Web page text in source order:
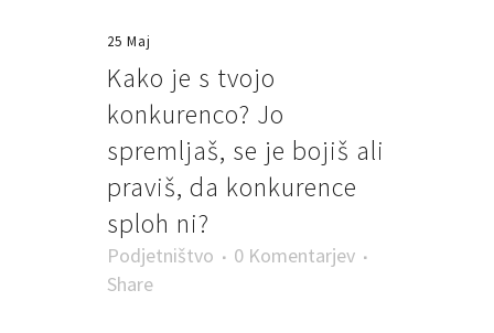
25 Maj
Kako je s tvojo
konkurenco? Jo
spremljaš, se je bojiš ali
praviš, da konkurence
sploh ni?
Podjetništvo
0 Komentarjev
Share